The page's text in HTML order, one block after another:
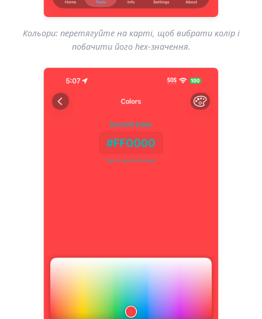
Кольори: перетягуйте на карті, щоб вибрати колір і
побачити його hex-значення.